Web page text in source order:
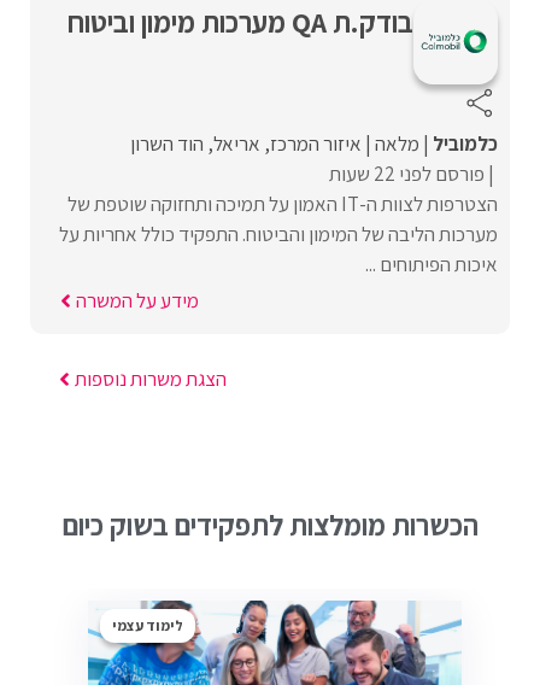
בודק.ת QA מערכות מימון וביטוח
כלמוביל מלאה איזור המרכז אריאל הוד השרון
פורסם לפני 22 שעות
הצטרפות לצוות ה-IT האמון על תמיכה ותחזוקה שוטפת של
מערכות הליבה של המימון והביטוח. התפקיד כולל אחריות על
איכות הפיתוחים ...
מידע על המשרה
הצגת משרות נוספות
הכשרות מומלצות לתפקידים בשוק כיום
לימוד עצמי